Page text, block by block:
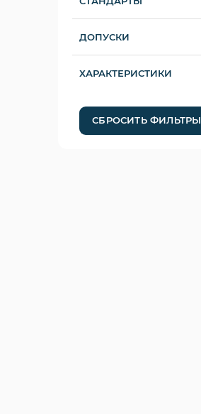
ДОПУСКИ
ХАРАКТЕРИСТИКИ
СБРОСИТЬ ФИЛЬТРЫ